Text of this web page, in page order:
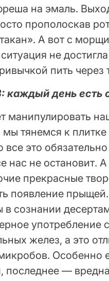
на эмаль.
прополоскав
А вот с
не
пить через
день есть
манипулировать
мы тянемся к
все это
нас не остановит.
прекрасные
появление
в сознании
употребление
желез, а это
Особенно
последнее —